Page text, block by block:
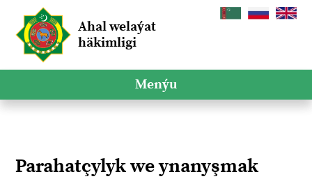
Ahal welaýat
häkimligi
Menýu
Parahatçylyk we ynanyşmak